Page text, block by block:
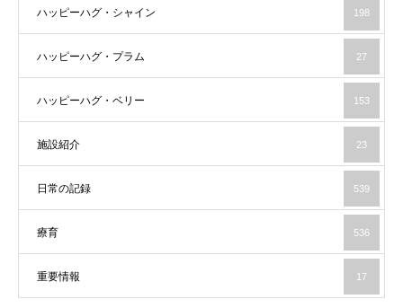
ハッピーハグ・シャイン 198
ハッピーハグ・プラム 27
ハッピーハグ・ベリー 153
施設紹介 23
日常の記録 539
療育 536
重要情報 17